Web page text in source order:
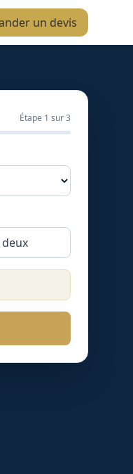
un devis
Étape 1 sur 3